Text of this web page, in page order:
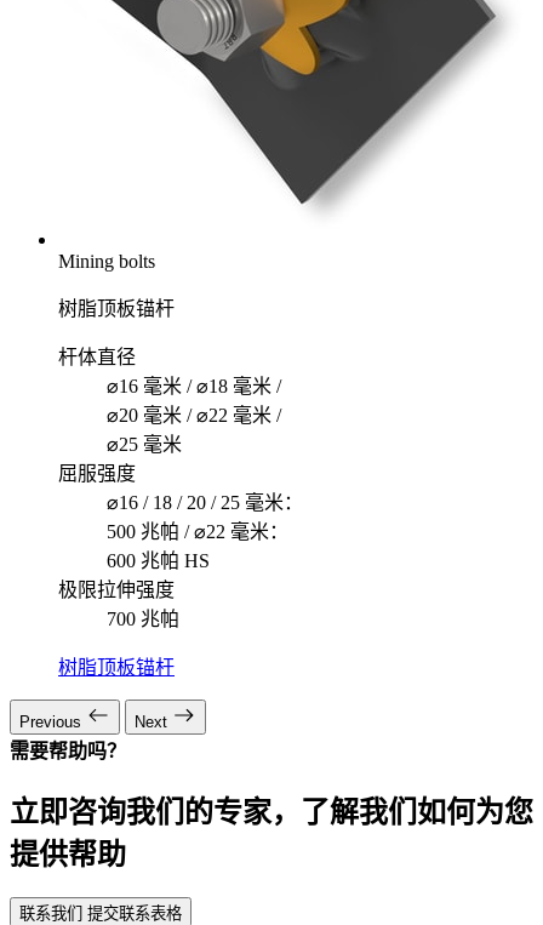
Mining bolts
树脂顶板锚杆
杆体直径
⌀16 毫米 / ⌀18 毫米 /
⌀20 毫米 / ⌀22 毫米 /
⌀25 毫米
屈服强度
⌀16 / 18 / 20 / 25 毫米：
500 兆帕 / ⌀22 毫米：
600 兆帕 HS
极限拉伸强度
700 兆帕
树脂顶板锚杆
Previous Next
需要帮助吗？
立即咨询我们的专家，了解我们如何为您
提供帮助
联系我们 提交联系表格